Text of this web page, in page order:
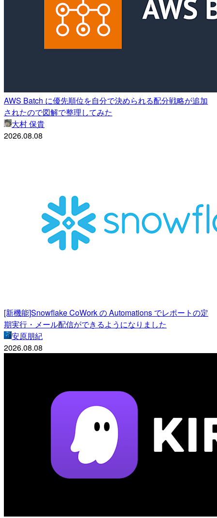
AWS Batch に優先順位を自分で決められる配分戦略が追加
されたので図解で整理してみた
大村 保貴
2026.08.08
[新機能]Snowflake CoWork の Automations でレポートの定
期実行・メール配信ができるようになりました
安原朋紀
2026.08.08